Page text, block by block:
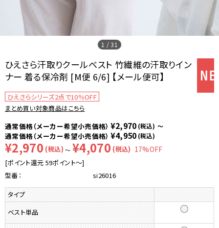
1 / 31
ひえさら汗取りクールベスト 竹繊維の汗取りイン
ナー 着る保冷剤 [M便 6/6] 【メール便可】
ひえさらシリーズ2点で10％OFF
まとめ買い対象商品はこちら
¥2,970 (税込) ～
¥4,950 (税込)
¥2,970 (税込) ～ ¥4,070 (税込) 17%OFF
[ポイント還元 59ポイント～]
型番：
si26016
タイプ
ベスト単品